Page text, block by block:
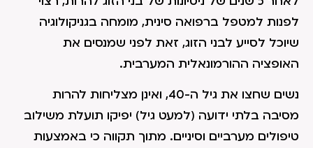
לפנות למטפל ברפואה סינית, מומחה בגניקולוגיה
שיוכל לסייע לבני הזוג, זאת לפני שמנסים את
האופציה ההורמונאלית המערבית.
נשים שחצו את גיל ה-40, ואינן מצליחות להרות
מסיבה בלתי ידועה (למעט גיל) יפיקו תועלת משילוב
טיפולים מערביים וסיניים. מתוך תקווה כי באמצעות